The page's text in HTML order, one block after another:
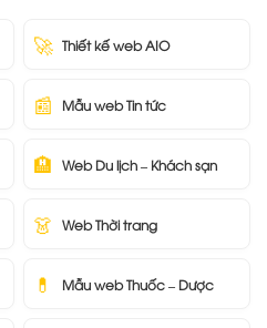
🚀 Thiết kế web AIO
📰 Mẫu web Tin tức
🏨 Web Du lịch – Khách sạn
👗 Web Thời trang
💊 Mẫu web Thuốc – Dược